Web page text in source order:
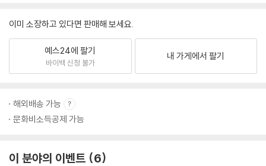
이미 소장하고 있다면 판매해 보세요.
예스24에 팔기
바이백 신청 불가
내 가게에서 팔기
해외배송 가능
문화비소득공제 가능
이 분야의 이벤트 6